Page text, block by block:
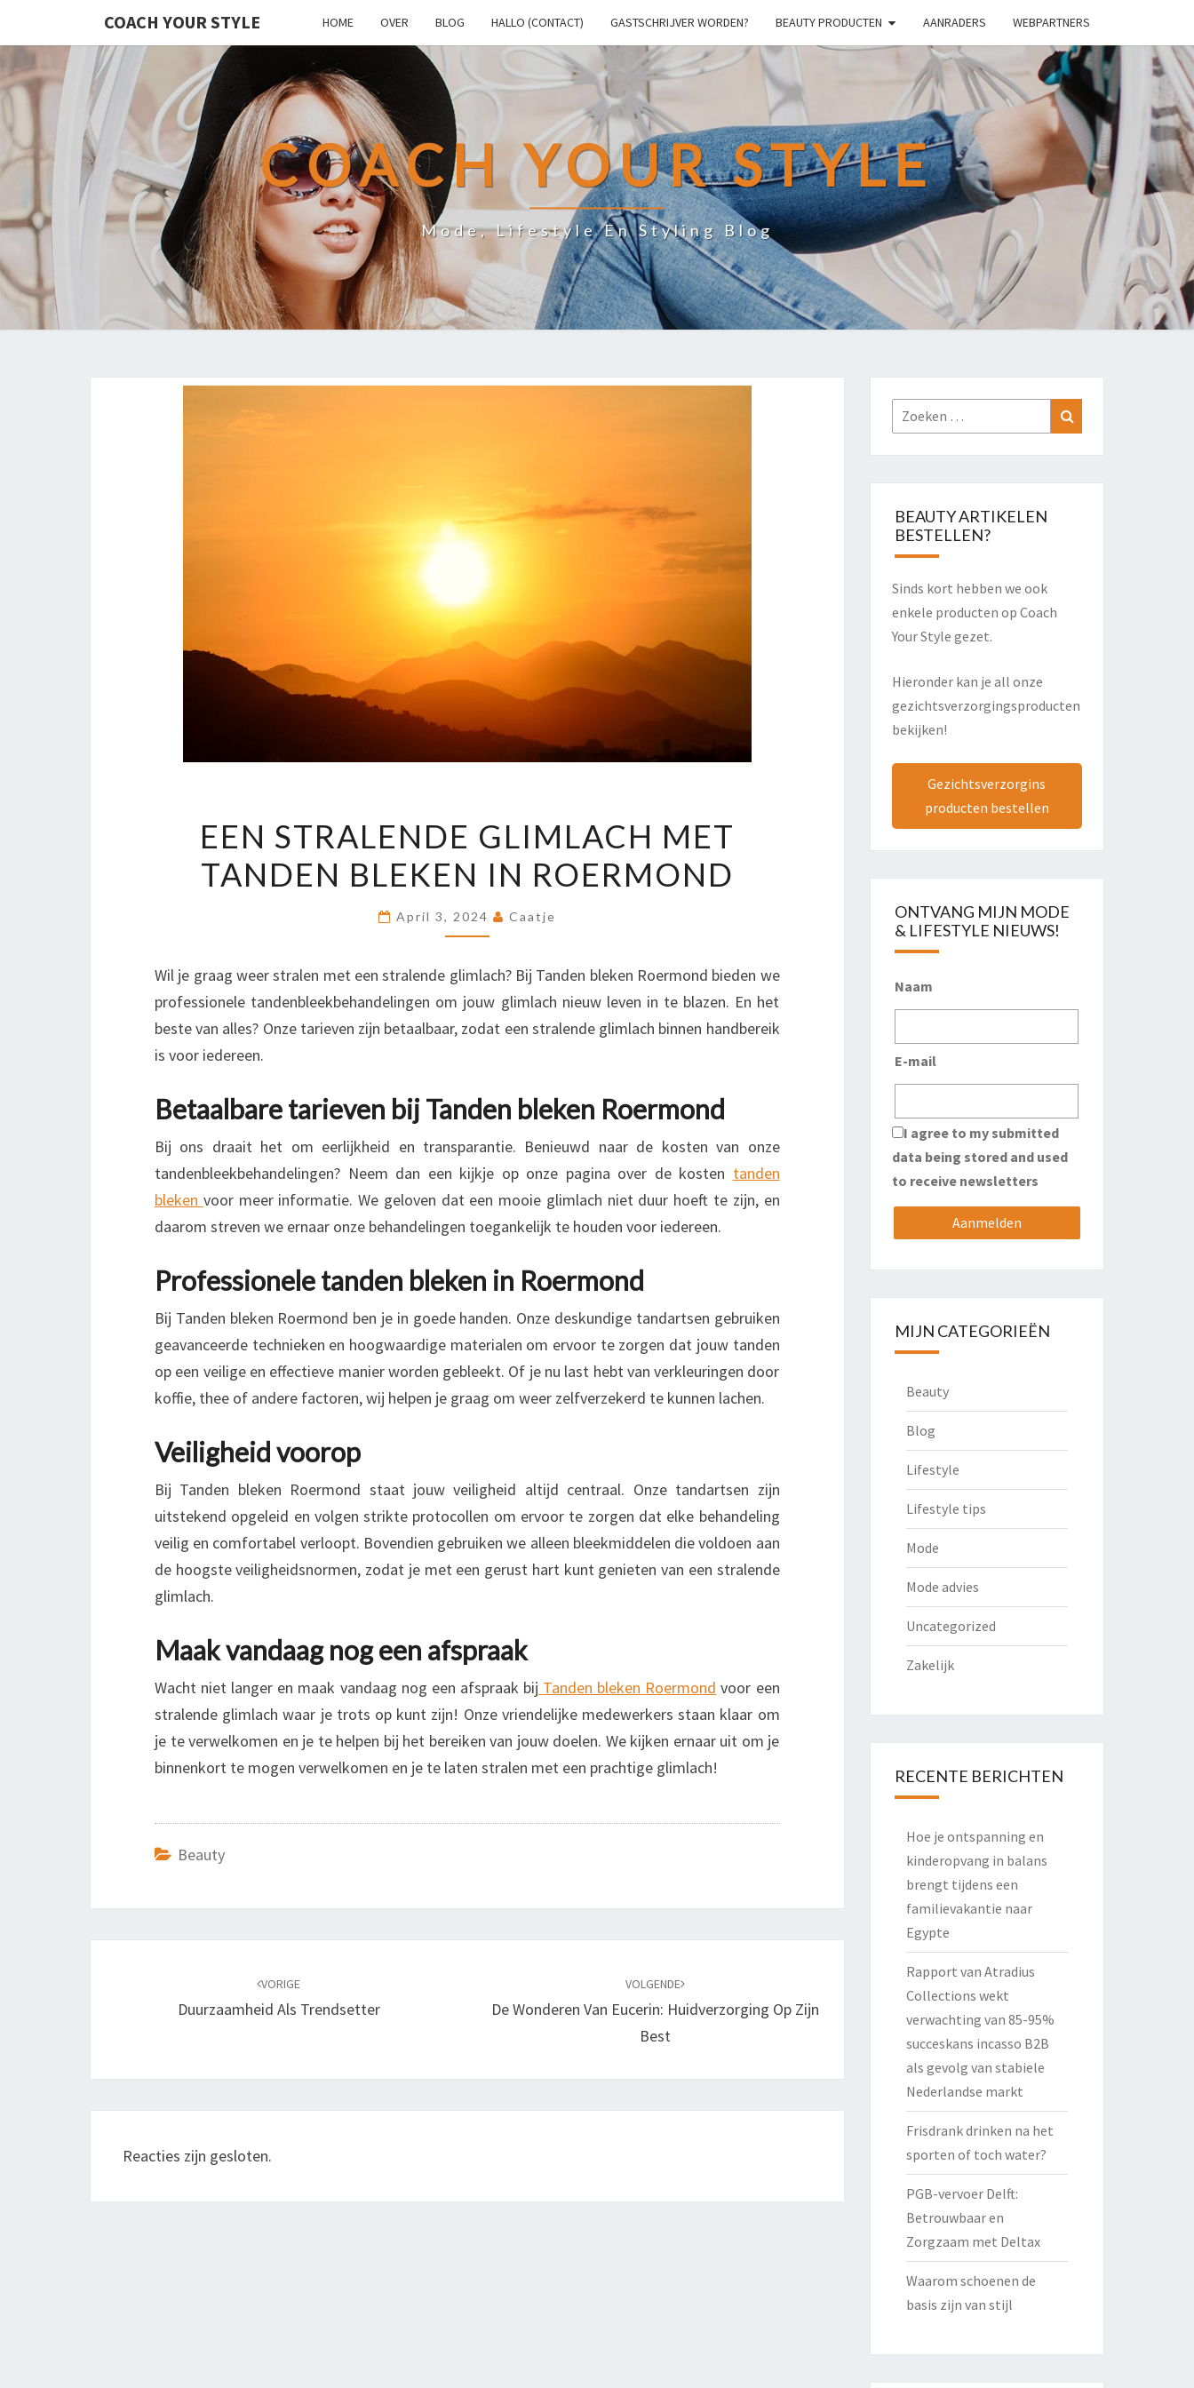
COACH YOUR STYLE HOME OVER BLOG HALLO (CONTACT) GASTSCHRIJVER WORDEN? BEAUTY PRODUCTEN AANRADERS WEBPARTNERS
COACH YOUR STYLE
Mode, Lifestyle En Styling Blog
STRALENDE
GLIMLACH
MET
TANDEN
IN
ROERMOND
EEN STRALENDE GLIMLACH MET
TANDEN BLEKEN IN ROERMOND
April 3, 2024 Caatje
Wil je graag weer stralen met een stralende glimlach? Bij Tanden bleken Roermond bieden we
professionele tandenbleekbehandelingen om jouw glimlach nieuw leven in te blazen. En het
beste van alles? Onze tarieven zijn betaalbaar, zodat een stralende glimlach binnen handbereik
is voor iedereen.
Betaalbare tarieven bij Tanden bleken Roermond
Bij ons draait het om eerlijkheid en transparantie. Benieuwd naar de kosten van onze
tandenbleekbehandelingen? Neem dan een kijkje op onze pagina over de kosten tanden
bleken voor meer informatie. We geloven dat een mooie glimlach niet duur hoeft te zijn, en
daarom streven we ernaar onze behandelingen toegankelijk te houden voor iedereen.
Professionele tanden bleken in Roermond
Bij Tanden bleken Roermond ben je in goede handen. Onze deskundige tandartsen gebruiken
geavanceerde technieken en hoogwaardige materialen om ervoor te zorgen dat jouw tanden
op een veilige en effectieve manier worden gebleekt. Of je nu last hebt van verkleuringen door
koffie, thee of andere factoren, wij helpen je graag om weer zelfverzekerd te kunnen lachen.
Veiligheid voorop
Bij Tanden bleken Roermond staat jouw veiligheid altijd centraal. Onze tandartsen zijn
uitstekend opgeleid en volgen strikte protocollen om ervoor te zorgen dat elke behandeling
veilig en comfortabel verloopt. Bovendien gebruiken we alleen bleekmiddelen die voldoen aan
de hoogste veiligheidsnormen, zodat je met een gerust hart kunt genieten van een stralende
glimlach.
Maak vandaag nog een afspraak
Wacht niet langer en maak vandaag nog een afspraak bij Tanden bleken Roermond voor een
stralende glimlach waar je trots op kunt zijn! Onze vriendelijke medewerkers staan klaar om
je te verwelkomen en je te helpen bij het bereiken van jouw doelen. We kijken ernaar uit om je
binnenkort te mogen verwelkomen en je te laten stralen met een prachtige glimlach!
Beauty
VORIGE
Duurzaamheid Als Trendsetter
VOLGENDE
De Wonderen Van Eucerin: Huidverzorging Op Zijn
Best
Reacties zijn gesloten.
Zoeken
naar:
BEAUTY ARTIKELEN
BESTELLEN?
Sinds kort hebben we ook
enkele producten op Coach
Your Style gezet.
Hieronder kan je all onze
gezichtsverzorgingsproducten
bekijken!
Gezichtsverzorgins
producten bestellen
ONTVANG MIJN MODE
& LIFESTYLE NIEUWS!
Naam
E-mail
I agree to my submitted
data being stored and used
to receive newsletters
MIJN CATEGORIEËN
Beauty
Blog
Lifestyle
Lifestyle tips
Mode
Mode advies
Uncategorized
Zakelijk
RECENTE BERICHTEN
Hoe je ontspanning en
kinderopvang in balans
brengt tijdens een
familievakantie naar
Egypte
Rapport van Atradius
Collections wekt
verwachting van 85-95%
succeskans incasso B2B
als gevolg van stabiele
Nederlandse markt
Frisdrank drinken na het
sporten of toch water?
PGB-vervoer Delft:
Betrouwbaar en
Zorgzaam met Deltax
Waarom schoenen de
basis zijn van stijl